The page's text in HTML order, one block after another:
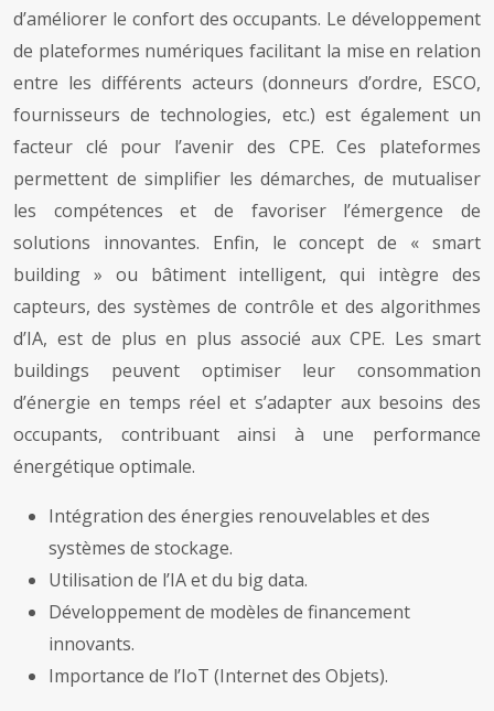
d’améliorer le confort des occupants. Le développement
de plateformes numériques facilitant la mise en relation
entre les différents acteurs (donneurs d’ordre, ESCO,
fournisseurs de technologies, etc.) est également un
facteur clé pour l’avenir des CPE. Ces plateformes
permettent de simplifier les démarches, de mutualiser
les compétences et de favoriser l’émergence de
solutions innovantes. Enfin, le concept de « smart
building » ou bâtiment intelligent, qui intègre des
capteurs, des systèmes de contrôle et des algorithmes
d’IA, est de plus en plus associé aux CPE. Les smart
buildings peuvent optimiser leur consommation
d’énergie en temps réel et s’adapter aux besoins des
occupants, contribuant ainsi à une performance
énergétique optimale.
Intégration des énergies renouvelables et des
systèmes de stockage.
Utilisation de l’IA et du big data.
Développement de modèles de financement
innovants.
Importance de l’IoT (Internet des Objets).